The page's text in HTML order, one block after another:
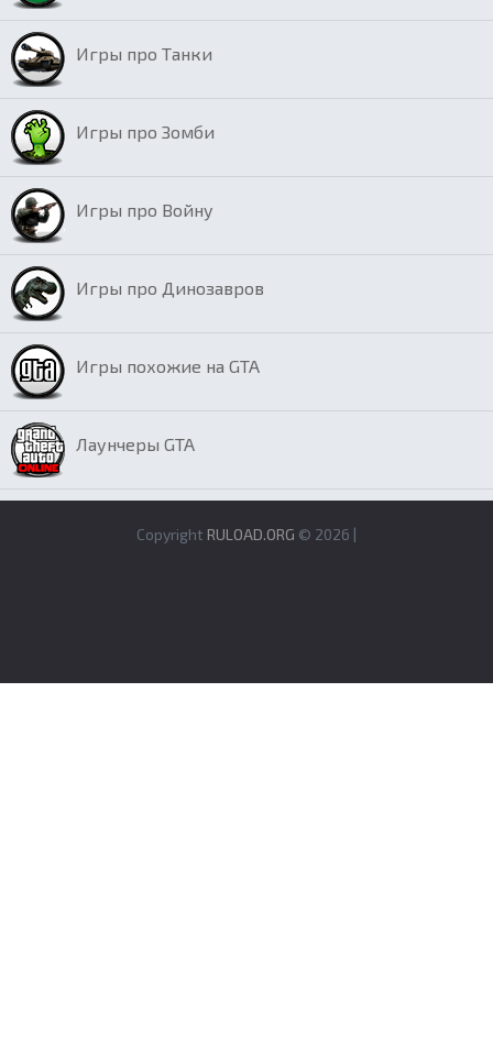
Игры про Танки
Игры про Зомби
Игры про Войну
Игры про Динозавров
Игры похожие на GTA
Лаунчеры GTA
Copyright RULOAD.ORG © 2026 |